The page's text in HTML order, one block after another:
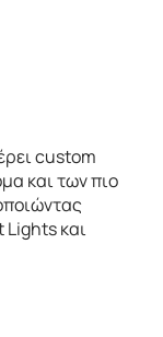
custom
και των πιο
και